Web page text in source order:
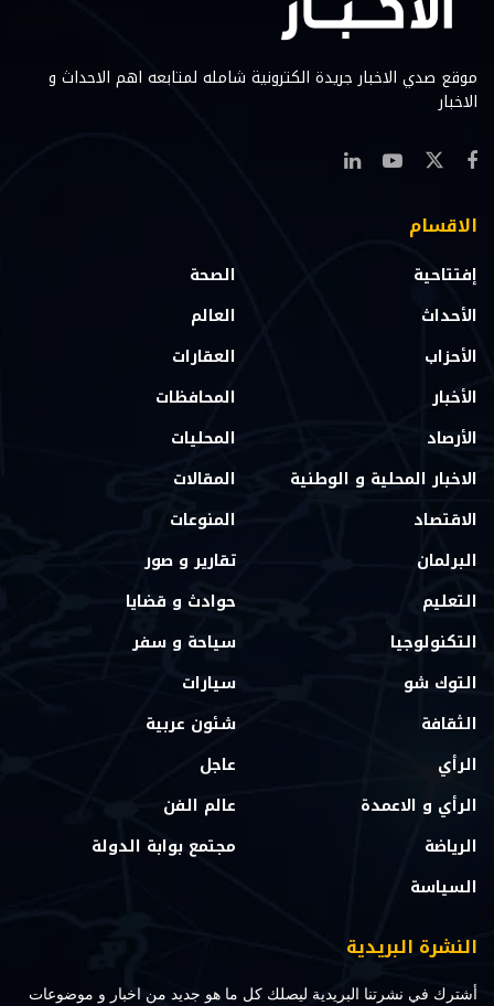
موقع صدي الاخبار جريدة الكترونية شامله لمتابعه اهم الاحداث و
الاخبار
الاقسام
إفتتاحية
الأحداث
الأحزاب
الأخبار
الأرصاد
الاخبار المحلية و الوطنية
الاقتصاد
البرلمان
التعليم
التكنولوجيا
التوك شو
الثقافة
الرأي
الرأي و الاعمدة
الرياضة
السياسة
الصحة
العالم
العقارات
المحافظات
المحليات
المقالات
المنوعات
تقارير و صور
حوادث و قضايا
سياحة و سفر
سيارات
شئون عربية
عاجل
عالم الفن
مجتمع بوابة الدولة
النشرة البريدية
أشترك في نشرتنا البريدية ليصلك كل ما هو جديد من اخبار و موضوعات